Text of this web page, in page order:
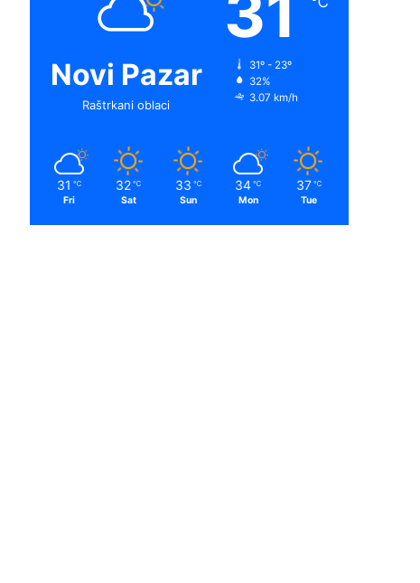
Novi Pazar
Raštrkani oblaci
31º - 23º
32%
3.07 km/h
31 ℃
Fri
32 ℃
Sat
33 ℃
Sun
34 ℃
Mon
37 ℃
Tue